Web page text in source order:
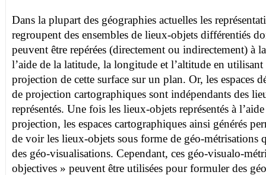
Dans la plupart des géographies actuelles les
regroupent des ensembles de lieux-objets différentiés
peuvent être repérées (directement ou indirectement) à
l’aide de la latitude, la longitude et l’altitude en utilisant
projection de cette surface sur un plan. Or, les espaces
de projection cartographiques sont indépendants des
représentés. Une fois les lieux-objets représentés à
projection, les espaces cartographiques ainsi générés
de voir les lieux-objets sous forme de géo-métrisations
des géo-visualisations. Cependant, ces géo-visualo-
objectives » peuvent être utilisées pour formuler des